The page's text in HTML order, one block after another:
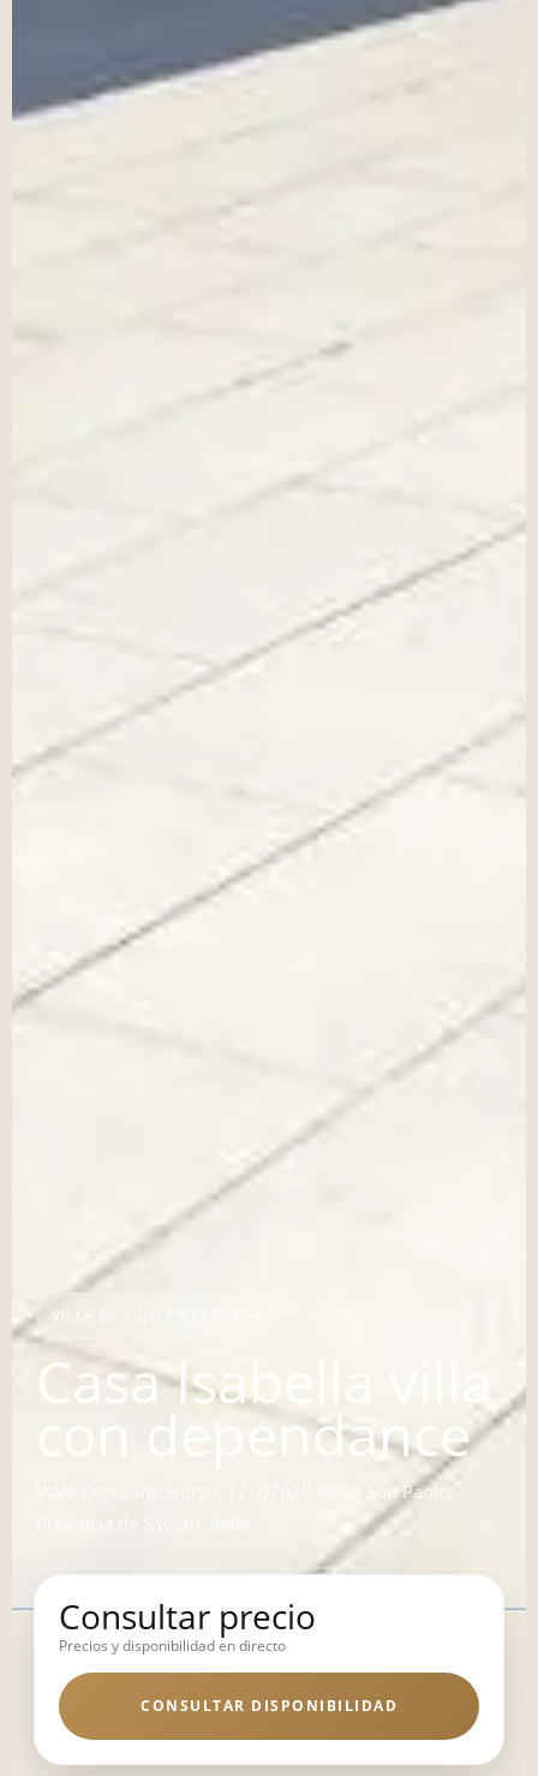
VILLA DE LUJO EN CERDEÑA
Casa Isabella villa
con dependance
Viale Don Luigi Sturzo, 12, 07020 Porto San Paolo,
Provincia de Sassari, Italia
Consultar precio
Precios y disponibilidad en directo
CONSULTAR DISPONIBILIDAD